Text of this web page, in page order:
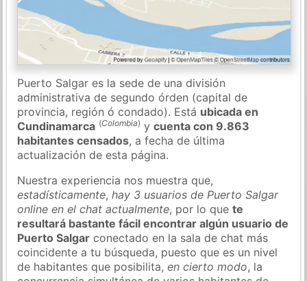
Puerto Salgar es la sede de una división
administrativa de segundo órden (capital de
provincia, región ó condado). Está ubicada en
Cundinamarca (Colombia) ycuenta con 9.863
habitantes censados, a fecha de última
actualización de esta página.
Nuestra experiencia nos muestra que,
estadísticamente,hay 3 usuarios de Puerto Salgar
online en el chat actualmente, por lo quete
resultará bastante fácil encontrar algún usuario de
Puerto Salgar conectado en la sala de chat más
coincidente a tu búsqueda, puesto que es un nivel
de habitantes que posibilita,en cierto modo, la